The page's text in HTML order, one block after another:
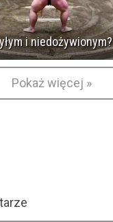
i niedożywionym?
Pokaż więcej »